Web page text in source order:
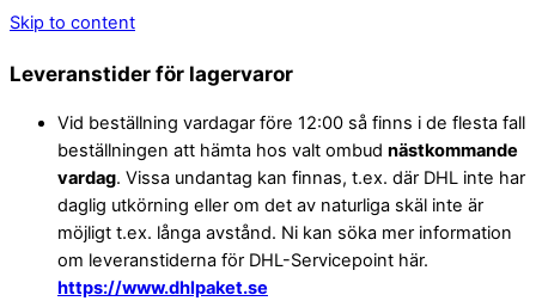
Skip to content
Leveranstider för lagervaror
Vid beställning vardagar före 12:00 så finns i de flesta fall
beställningen att hämta hos valt ombud nästkommande
vardag. Vissa undantag kan finnas, t.ex. där DHL inte har
daglig utkörning eller om det av naturliga skäl inte är
möjligt t.ex. långa avstånd. Ni kan söka mer information
om leveranstiderna för DHL-Servicepoint här.
https://www.dhlpaket.se